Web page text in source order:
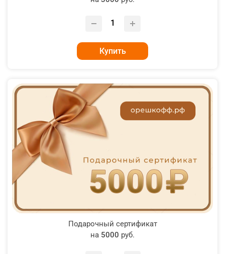
Купить
Подарочный сертификат
на 5000 руб.